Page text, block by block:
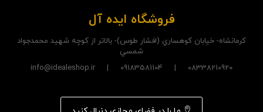
فروشگاه ایده آل
کرمانشاه- خيابان کوهساري (افشار طوس)- بالاتر از کوچه شهيد محمدجواد
شمسي
08338210920 | 09183581104 | info@idealeshop.ir